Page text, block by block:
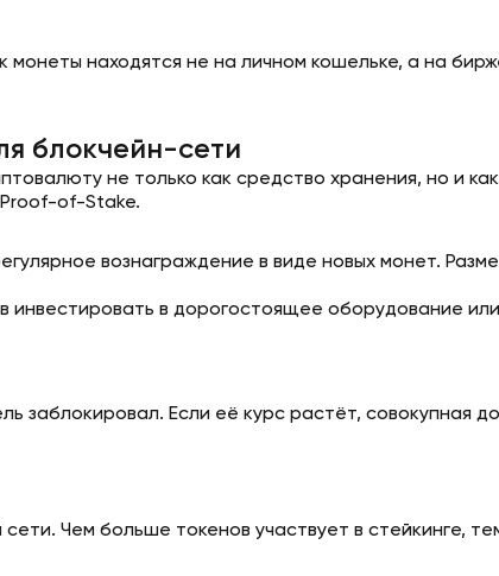
находятся не на личном кошельке, а на
блокчейн-сети
не только как средство хранения, но и
of-Stake.
вознаграждение в виде новых монет.
инвестировать в дорогостоящее оборудование
заблокировал. Если её курс растёт, совокупная
Чем больше токенов участвует в стейкинге,